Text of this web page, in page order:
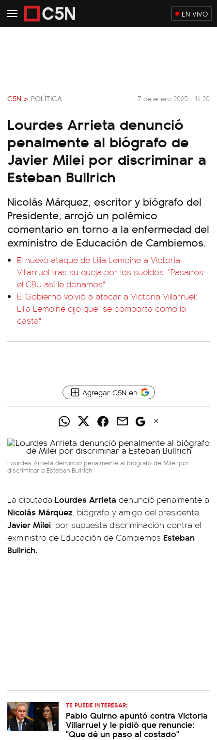
EN VIVO
C5N > POLÍTICA 7 de enero 2025 - 14:20
Lourdes Arrieta denunció
penalmente al biógrafo de
Javier Milei por discriminar a
Esteban Bullrich
Nicolás Márquez, escritor y biógrafo del
Presidente, arrojó un polémico
comentario en torno a la enfermedad del
exministro de Educación de Cambiemos.
El nuevo ataque de Lilia Lemoine a Victoria
Villarruel tras su queja por los sueldos: "Pasanos
el CBU así le donamos"
El Gobierno volvió a atacar a Victoria Villarruel:
Lilia Lemoine dijo que "se comporta como la
casta"
Agregar C5N en
Lourdes Arrieta denunció penalmente al biógrafo de Milei por
discriminar a Esteban Bullrich
La diputada Lourdes Arrieta denunció penalmente a
Nicolás Márquez, biógrafo y amigo del presidente
Javier Milei, por supuesta discriminación contra el
exministro de Educación de Cambiemos Esteban
Bullrich.
TE PUEDE INTERESAR:
Pablo Quirno apuntó contra Victoria
Villarruel y le pidió que renuncie:
"Que dé un paso al costado"